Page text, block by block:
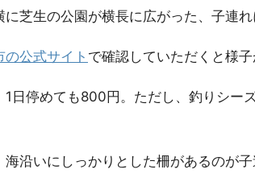
芝生の公園が横長に広がった、子連れ
の公式サイト で確認していただくと様子
1日停めても800円。ただし、釣りシー
海沿いにしっかりとした柵があるのが子